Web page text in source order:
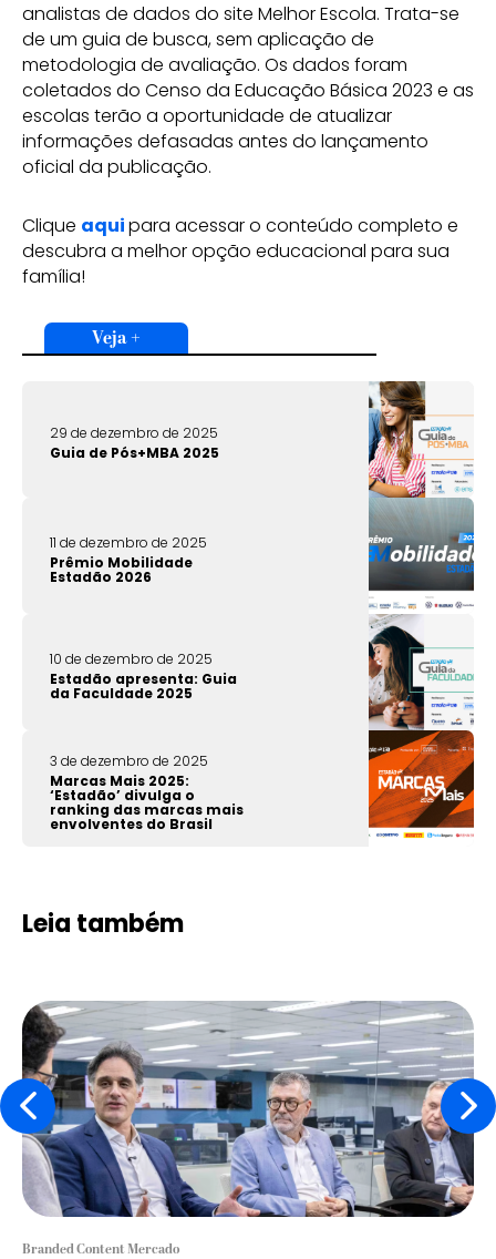
analistas de dados do site Melhor Escola. Trata-se
de um guia de busca, sem aplicação de
metodologia de avaliação. Os dados foram
coletados do Censo da Educação Básica 2023 e as
escolas terão a oportunidade de atualizar
informações defasadas antes do lançamento
oficial da publicação.
Clique aquipara acessar o conteúdo completo e
descubra a melhor opção educacional para sua
família!
Veja +
29 de dezembro de 2025
Guia de Pós+MBA 2025
11 de dezembro de 2025
Prêmio Mobilidade
Estadão 2026
10 de dezembro de 2025
Estadão apresenta: Guia
da Faculdade 2025
3 de dezembro de 2025
Marcas Mais 2025:
‘Estadão’ divulga o
ranking das marcas mais
envolventes do Brasil
Leia também
Branded Content Mercado